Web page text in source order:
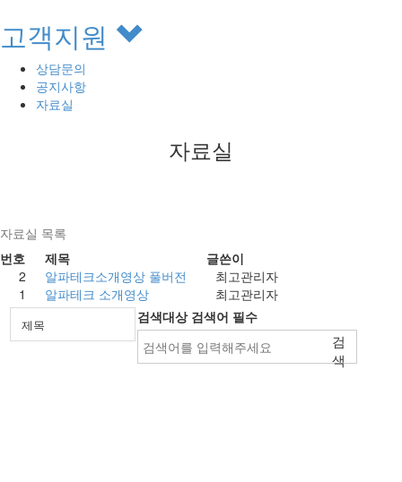
고객지원
상담문의
공지사항
자료실
자료실
자료실 목록
번호
제목
글쓴이
2
알파테크소개영상 풀버전
최고관리자
1
알파테크 소개영상
최고관리자
검색대상 검색어 필수
검
색